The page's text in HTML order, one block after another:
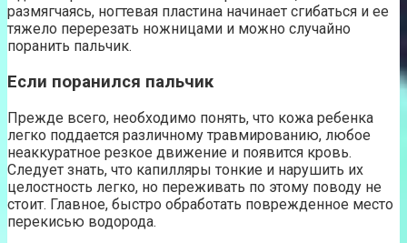
размягчаясь, ногтевая пластина начинает сгибаться и ее
тяжело перерезать ножницами и можно случайно
поранить пальчик.
Если поранился пальчик
Прежде всего, необходимо понять, что кожа ребенка
легко поддается различному травмированию, любое
неаккуратное резкое движение и появится кровь.
Следует знать, что капилляры тонкие и нарушить их
целостность легко, но переживать по этому поводу не
стоит. Главное, быстро обработать поврежденное место
перекисью водорода.